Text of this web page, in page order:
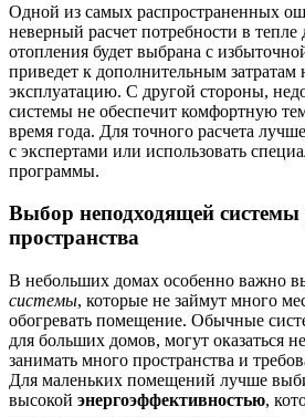
Одной из самых распространенных
неверный расчет потребности в тепле
отопления будет выбрана с
приведет к дополнительным затратам
эксплуатацию. С другой стороны,
системы не обеспечит комфортную
время года. Для точного расчета
с экспертами или использовать
программы.
Выбор неподходящей системы
пространства
В небольших домах особенно важно
системы, которые не займут много
обогревать помещение. Обычные
для больших домов, могут оказаться
занимать много пространства и
Для маленьких помещений лучше
высокой энергоэффективностью,